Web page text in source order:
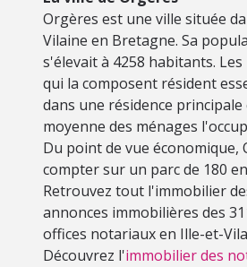
Orgères est une ville située
Vilaine en Bretagne. Sa
s'élevait à 4258 habitants. Les
qui la composent résident
dans une résidence principale
moyenne des ménages
Du point de vue économique,
compter sur un parc de 180
Retrouvez tout l'immobilier
annonces immobilières des
offices notariaux en Ille-et-
Découvrez l'immobilier des